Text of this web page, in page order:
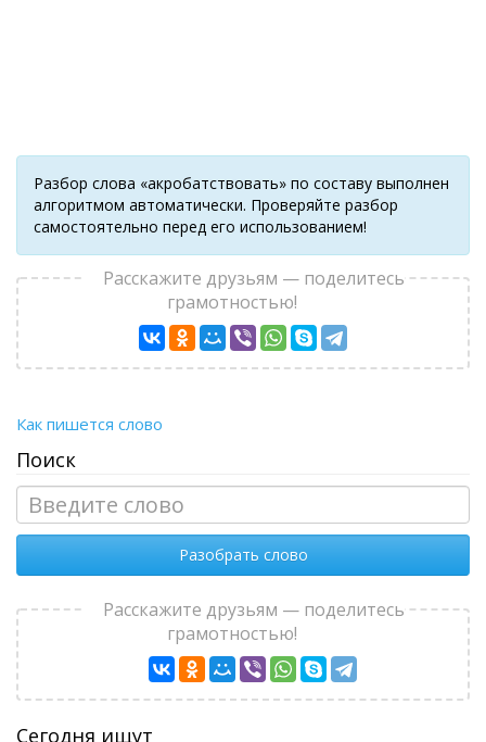
Разбор слова «акробатствовать» по составу выполнен
алгоритмом автоматически. Проверяйте разбор
самостоятельно перед его использованием!
Расскажите друзьям — поделитесь
грамотностью!
Как пишется слово
Поиск
Разобрать слово
Расскажите друзьям — поделитесь
грамотностью!
Сегодня ищут